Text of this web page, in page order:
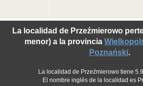
La localidad de Przeźmierowo
menor) a la provincia
Poznański.
La localidad de Przeźmierowo tiene
El nombre inglés de la localidad es